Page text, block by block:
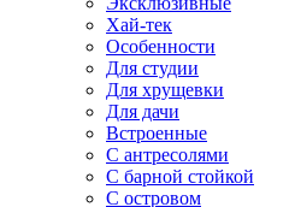
Хай-тек
Особенности
Для студии
Для хрущевки
Для дачи
Встроенные
С антресолями
С барной стойкой
С островом